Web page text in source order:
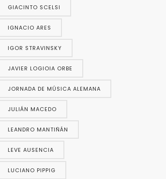
GIACINTO SCELSI
IGNACIO ARES
IGOR STRAVINSKY
JAVIER LOGIOIA ORBE
JORNADA DE MÚSICA ALEMANA
JULIÁN MACEDO
LEANDRO MANTIÑÁN
LEVE AUSENCIA
LUCIANO PIPPIG